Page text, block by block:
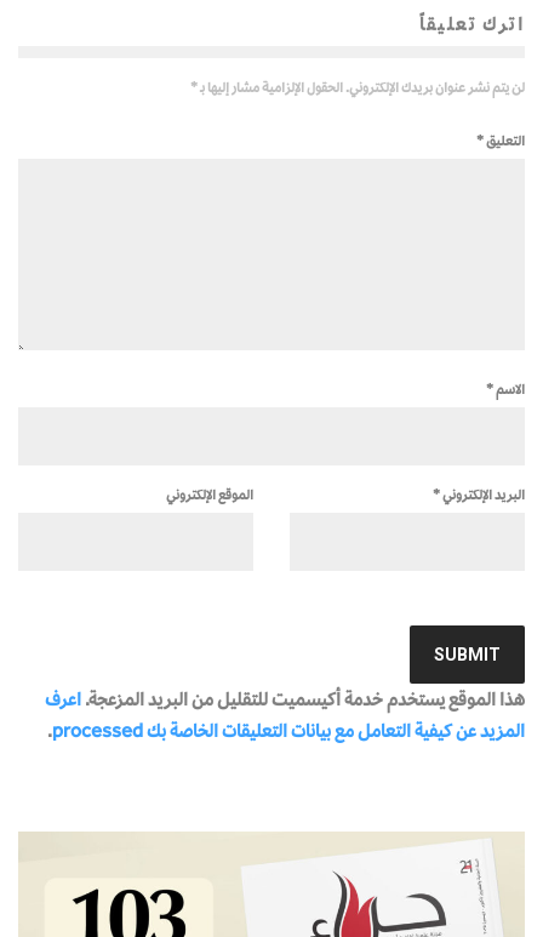
اترك تعليقاً
لن يتم نشر عنوان بريدك الإلكتروني. الحقول الإلزامية مشار إليها بـ*
التعليق*
الاسم*
البريد الإلكتروني* الموقع الإلكتروني
هذا الموقع يستخدم خدمة أكيسميت للتقليل من البريد المزعجة. اعرف
المزيد عن كيفية التعامل مع بيانات التعليقات الخاصة بك processed
.